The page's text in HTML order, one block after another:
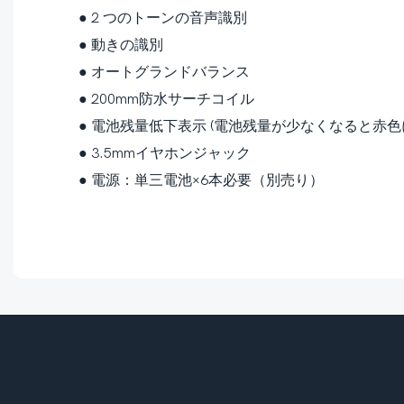
● 2 つのトーンの音声識別
● 動きの識別
● オートグランドバランス
● 200mm防水サーチコイル
● 電池残量低下表示 (電池残量が少なくなると赤
● 3.5mmイヤホンジャック
● 電源：単三電池×6本必要（別売り）